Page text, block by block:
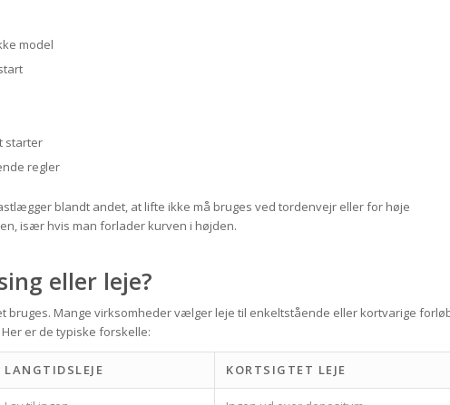
model
starter
regler
blandt andet, at lifte ikke må bruges ved tordenvejr eller for høje
især hvis man forlader kurven i højden.
eller leje?
Mange virksomheder vælger leje til enkeltstående eller kortvarige
er de typiske forskelle:
LANGTIDSLEJE KORTSIGTET LEJE